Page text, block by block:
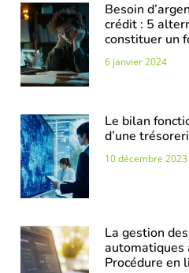
Besoin
crédit : 5
constituer un
6 janvier 2024
Le bilan
d’une
10 décembre 2023
La gestion
automatiques
Procédure en